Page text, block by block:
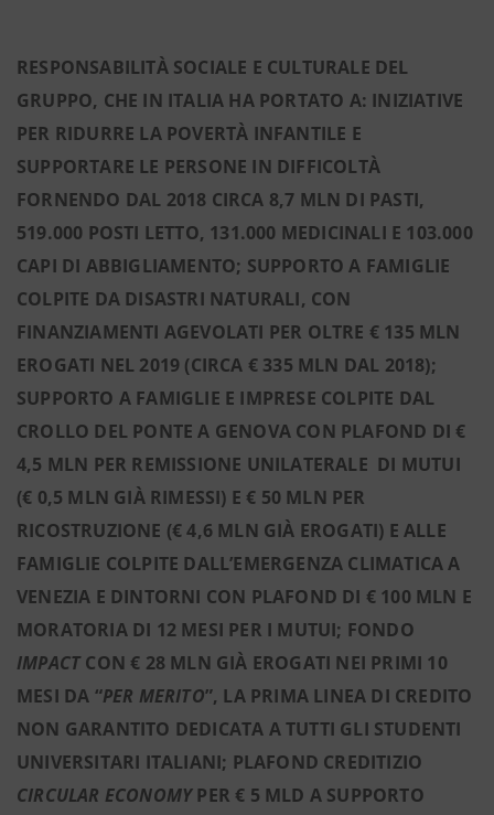
RESPONSABILITÀ SOCIALE E CULTURALE DEL
GRUPPO, CHE IN ITALIA HA PORTATO A: INIZIATIVE
PER RIDURRE LA POVERTÀ INFANTILE E
SUPPORTARE LE PERSONE IN DIFFICOLTÀ
FORNENDO DAL 2018 CIRCA 8,7 MLN DI PASTI,
519.000 POSTI LETTO, 131.000 MEDICINALI E 103.000
CAPI DI ABBIGLIAMENTO; SUPPORTO A FAMIGLIE
COLPITE DA DISASTRI NATURALI, CON
FINANZIAMENTI AGEVOLATI PER OLTRE € 135 MLN
EROGATI NEL 2019 (CIRCA € 335 MLN DAL 2018);
SUPPORTO A FAMIGLIE E IMPRESE COLPITE DAL
CROLLO DEL PONTE A GENOVA CON PLAFOND DI €
4,5 MLN PER REMISSIONE UNILATERALE DI MUTUI
(€ 0,5 MLN GIÀ RIMESSI) E € 50 MLN PER
RICOSTRUZIONE (€ 4,6 MLN GIÀ EROGATI) E ALLE
FAMIGLIE COLPITE DALL’EMERGENZA CLIMATICA A
VENEZIA E DINTORNI CON PLAFOND DI € 100 MLN E
MORATORIA DI 12 MESI PER I MUTUI; FONDO
IMPACT CON € 28 MLN GIÀ EROGATI NEI PRIMI 10
MESI DA “PER MERITO”, LA PRIMA LINEA DI CREDITO
NON GARANTITO DEDICATA A TUTTI GLI STUDENTI
UNIVERSITARI ITALIANI; PLAFOND CREDITIZIO
CIRCULAR ECONOMYPER € 5 MLD A SUPPORTO